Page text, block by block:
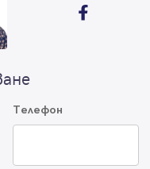
Телефон